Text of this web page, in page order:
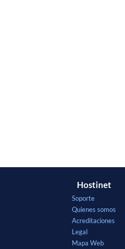
Hostinet
Soporte
Quienes somos
Acreditaciones
Legal
Mapa Web